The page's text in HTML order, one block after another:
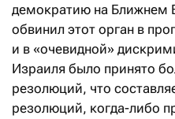
демократию на Ближнем
обвинил этот орган в
и в «очевидной»
Израиля было принято
резолюций, что
резолюций, когда-либо